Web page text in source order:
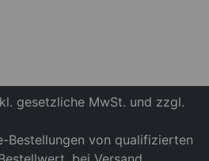
gesetzliche MwSt. und zzgl.
Bestellungen von qualifizierten